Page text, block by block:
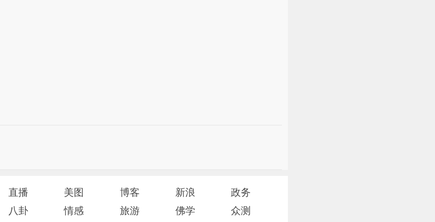
直播 美图 博客 新浪
政务
八卦 情感 旅游 佛学 众测